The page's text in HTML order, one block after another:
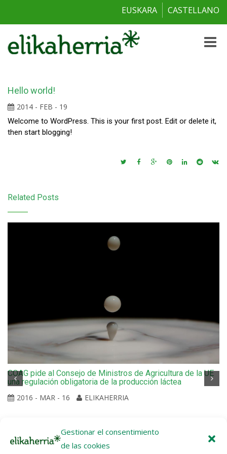
Gestionar el consentimiento
de las cookies
EUSKARA CASTELLANO
Toggle
Hello world!
2014 - FEB - 19
Welcome to WordPress. This is your first post. Edit or delete it,
then start blogging!
Related Posts
COAG pide al Consejo de Ministros de Agricultura de la UE
una regulación obligatoria de la producción láctea
2016 - MAR - 16
ELIKAHERRIA